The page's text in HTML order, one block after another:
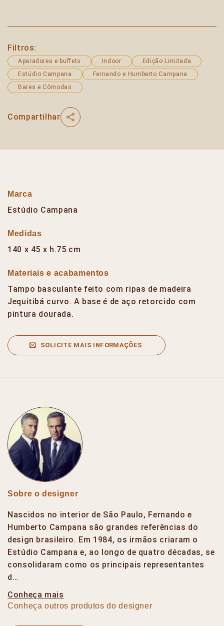
Filtros:
Aparadores e buffets Indoor
Edição Limitada
Estúdio Campana
Fernando e Humberto Campana
Bares e Cômodas
Compartilhar
Marca
Estúdio Campana
Medidas
140 x 45 x h.75 cm
Materiais e acabamentos
Tampo basculante feito com ripas de madeira
Jequitibá curvo. A base é de aço retorcido com
pintura dourada.
SOLICITE MAIS INFORMAÇÕES
Sobre o designer
Nascidos no interior de São Paulo, Fernando e
Humberto Campana são grandes referências do
design brasileiro. Em 1984, os irmãos criaram o
Estúdio Campana e, ao longo de quatro décadas, se
consolidaram como os principais representantes
d…
Conheça mais
Conheça outros produtos do designer